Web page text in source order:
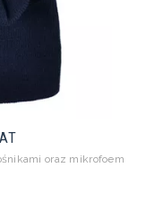
oraz mikrofoem